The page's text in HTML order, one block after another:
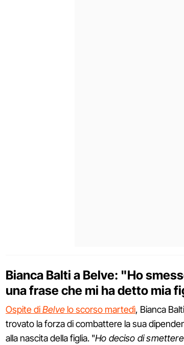
Bianca Balti a Belve: "Ho
una frase che mi ha detto mia
Ospite diBelvelo scorso martedì, Bianca
trovato la forza di combattere la sua
alla nascita della figlia. "Ho deciso di